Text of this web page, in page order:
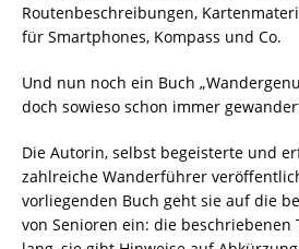
Routenbeschreibungen,
für Smartphones, Kompass und Co.
Und nun noch ein Buch
doch sowieso schon immer
Die Autorin, selbst begeisterte und
zahlreiche Wanderführer
vorliegenden Buch geht sie auf die
von Senioren ein: die beschriebenen